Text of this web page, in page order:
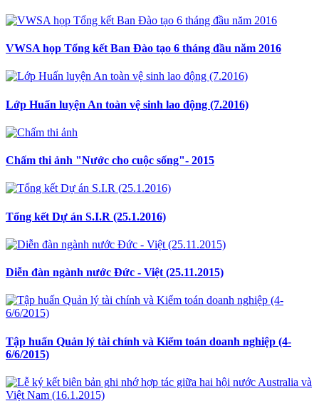
VWSA họp Tổng kết Ban Đào tạo 6 tháng đầu năm 2016
Lớp Huấn luyện An toàn vệ sinh lao động (7.2016)
Chấm thi ảnh "Nước cho cuộc sống"- 2015
Tổng kết Dự án S.I.R (25.1.2016)
Diễn đàn ngành nước Đức - Việt (25.11.2015)
Tập huấn Quản lý tài chính và Kiểm toán doanh nghiệp (4-
6/6/2015)